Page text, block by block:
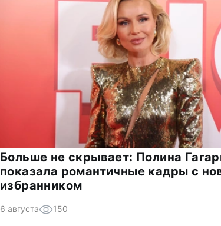
Больше не скрывает: Полина
показала романтичные кадры с
избранником
6 августа 150